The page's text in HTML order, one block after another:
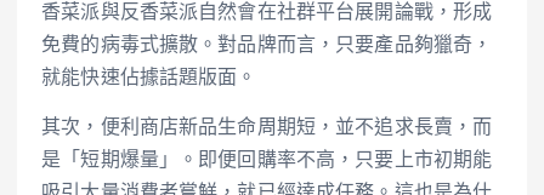
香菜派與反香菜派自然會在社群平台展開論戰，形成
免費的病毒式擴散。對品牌而言，只要產品夠獵奇，
就能快速佔據話題版面。
其次，便利商店新品生命周期短，並不追求長賣，而
是「短期爆量」。即便回購率不高，只要上市初期能